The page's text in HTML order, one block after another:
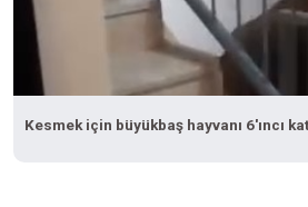
Kesmek için büyükbaş hayvanı 6'ıncı